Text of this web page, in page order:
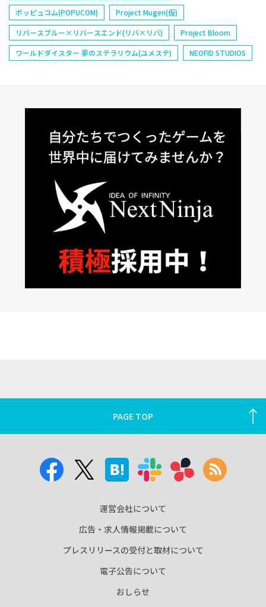
ポッピュコム(POPUCOM)
Project Mugen(仮)
リバースブルー×リバースエンド(リバ×リバ)
Project Bloom
ワールドダイスター 夢のステラリウム(ユメステ)
NEOFID STUDIOS
PAGE TOP
運営会社について
広告・求人情報掲載について
プレスリリースの受付と取材について
電子公告について
おしらせ